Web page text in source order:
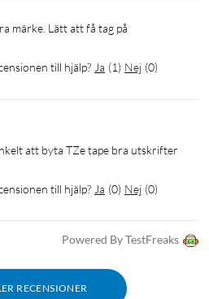
märke. Lätt att få tag på
till hjälp? Ja (1) Nej (0)
att byta TZe tape bra utskrifter
till hjälp? Ja (0) Nej (0)
Powered By TestFreaks
RECENSIONER